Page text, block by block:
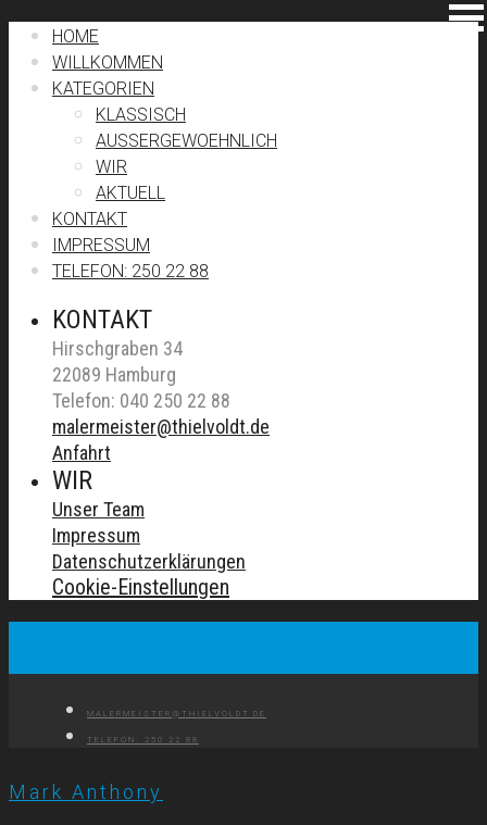
HOME
WILLKOMMEN
KATEGORIEN
KLASSISCH
AUSSERGEWOEHNLICH
WIR
AKTUELL
KONTAKT
IMPRESSUM
TELEFON: 250 22 88
KONTAKT
Hirschgraben 34
22089 Hamburg
Telefon: 040 250 22 88
malermeister@thielvoldt.de
Anfahrt
WIR
Unser Team
Impressum
Datenschutzerklärungen
Cookie-Einstellungen
MALERMEISTER@THIELVOLDT.DE
TELEFON: 250 22 88
Mark Anthony